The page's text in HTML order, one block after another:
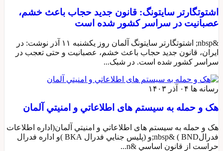
اشتوتگارتر سایتونگ: قانون جدید حجاب باعث خشم،
عصبانیت در سراسر کشور شده است
&nbsp; اشتوتگارتر سایتونگ آلمان روز یکشنبه ۱۱ آذر نوشت: در
ایران، قانون جدید حجاب باعث خشم، عصبانیت و حتی تعجب در
سراسر کشور شده است. در شبک...
رسانه ها ۰۴ آذر ۱۴۰۳
هک و حمله به سیستم های اطلاعاتي و امنيتي آلمان
هک و حمله به سیستم های اطلاعاتي و امنيتي آلمان(اداره اطلاعات
فدرالBND ) &nbsp;و (پليس جنايي فدرال BKA )و اداره فدرال
حراست از قانون اساسي &n...